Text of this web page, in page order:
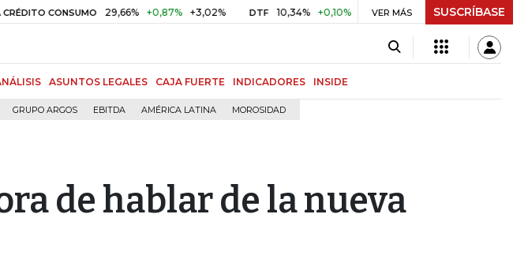
CONSUMO 29,66% +0,87% +3,02% DTF 10,34% +0,10% +0,98% UVR $ 416,86 +$ 0,05
VER MÁS SUSCRÍBASE
ASUNTOS LEGALES CAJA FUERTE INDICADORES INSIDE
GRUPO ARGOS EBITDA AMÉRICA LATINA MOROSIDAD
de hablar de la nueva